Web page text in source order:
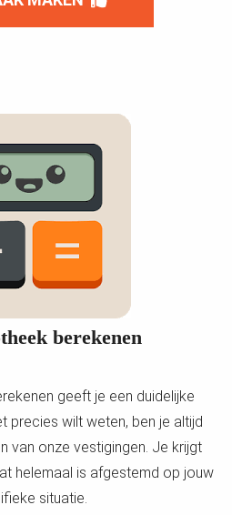
berekenen
geeft je een duidelijke
precies wilt weten, ben je altijd
van onze vestigingen. Je krijgt
helemaal is afgestemd op jouw
situatie.